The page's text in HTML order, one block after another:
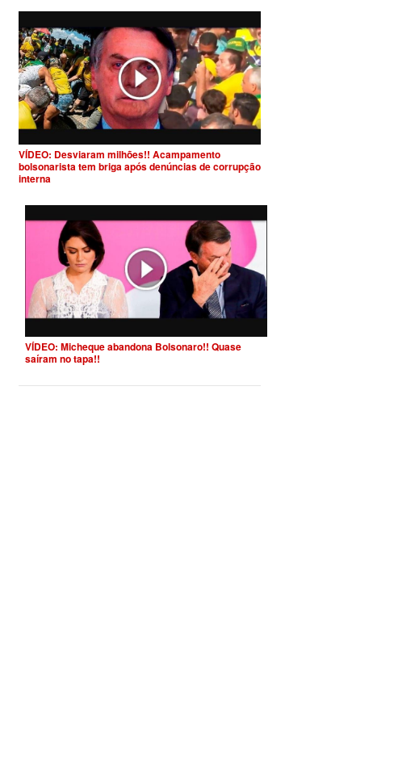
VÍDEO: Desviaram milhões!! Acampamento
bolsonarista tem briga após denúncias de corrupção
interna
VÍDEO: Micheque abandona Bolsonaro!! Quase
saíram no tapa!!